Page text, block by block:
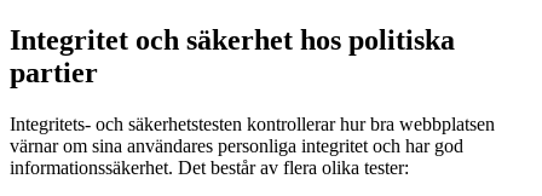
Integritet och säkerhet hos politiska
partier
Integritets- och säkerhetstesten kontrollerar hur bra webbplatsen
värnar om sina användares personliga integritet och har god
informations­säkerhet. Det består av flera olika tester: